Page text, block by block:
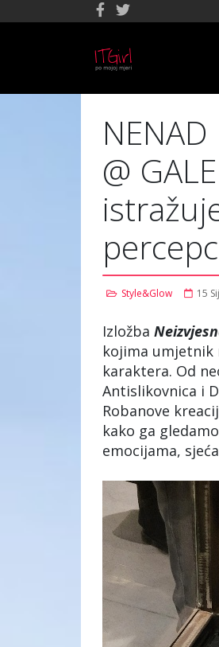
@
Style&Glow 15
Izložba
kojima umjetnik
karaktera. Od
Antislikovnica i
Robanove
kako ga
emocijama,